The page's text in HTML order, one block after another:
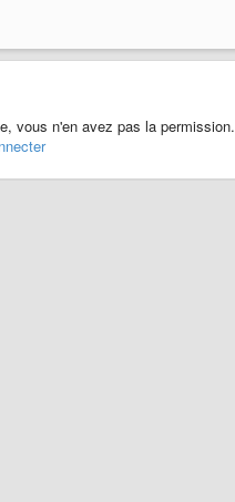
vous n'en avez pas la permission.